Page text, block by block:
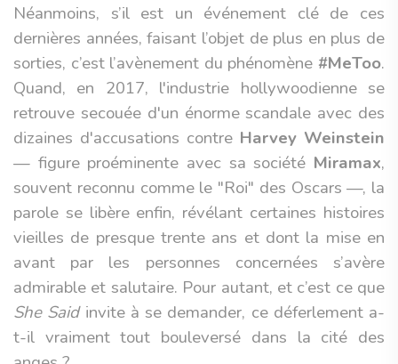
Néanmoins, s’il est un événement clé de ces
dernières années, faisant l’objet de plus en plus de
sorties, c’est l’avènement du phénomène #MeToo.
Quand, en 2017, l'industrie hollywoodienne se
retrouve secouée d'un énorme scandale avec des
dizaines d'accusations contre Harvey Weinstein
— figure proéminente avec sa société Miramax,
souvent reconnu comme le "Roi" des Oscars —, la
parole se libère enfin, révélant certaines histoires
vieilles de presque trente ans et dont la mise en
avant par les personnes concernées s’avère
admirable et salutaire. Pour autant, et c’est ce que
She Saidinvite à se demander, ce déferlement a-
t-il vraiment tout bouleversé dans la cité des